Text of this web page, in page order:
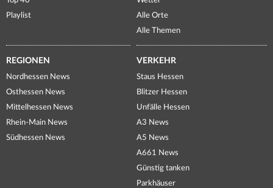
Playlist
Alle Orte
Alle Themen
REGIONEN
Nordhessen News
Osthessen News
Mittelhessen News
Rhein-Main News
Südhessen News
VERKEHR
Staus Hessen
Blitzer Hessen
Unfälle Hessen
A3 News
A5 News
A661 News
Günstig tanken
Parkhäuser